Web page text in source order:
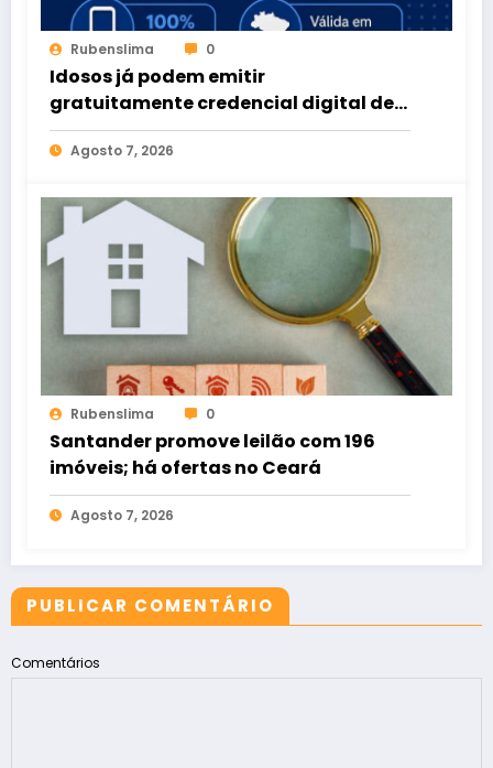
Rubenslima 0
Idosos já podem emitir
gratuitamente credencial digital de
estacionamento
Agosto 7, 2026
Rubenslima 0
Santander promove leilão com 196
imóveis; há ofertas no Ceará
Agosto 7, 2026
PUBLICAR COMENTÁRIO
Comentários